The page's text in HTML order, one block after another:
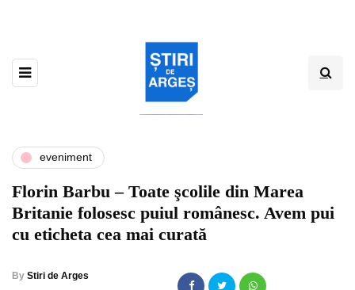
eveniment
Florin Barbu – Toate şcolile din Marea
Britanie folosesc puiul românesc. Avem pui
cu eticheta cea mai curată
By Stiri de Arges